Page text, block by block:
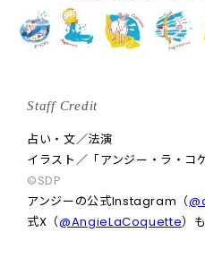
Staff Credit
占い・文／法演
イラスト／「アンジー・ラ・コ
©SDP
アンジーの公式Instagram（
式X（@AngieLaCoquette）